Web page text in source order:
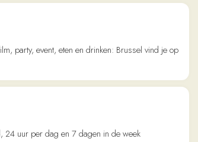
en 7 dagen in de week
hoogte met blogs, Academy en